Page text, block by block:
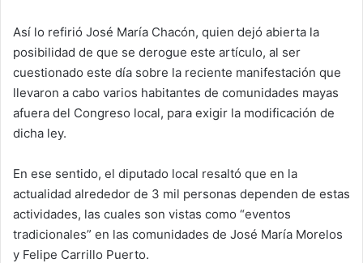
Así lo refirió José María Chacón, quien dejó abierta la
posibilidad de que se derogue este artículo, al ser
cuestionado este día sobre la reciente manifestación que
llevaron a cabo varios habitantes de comunidades mayas
afuera del Congreso local, para exigir la modificación de
dicha ley.
En ese sentido, el diputado local resaltó que en la
actualidad alrededor de 3 mil personas dependen de estas
actividades, las cuales son vistas como “eventos
tradicionales” en las comunidades de José María Morelos
y Felipe Carrillo Puerto.